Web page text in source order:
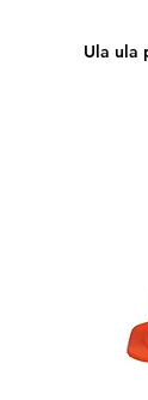
Ula ula